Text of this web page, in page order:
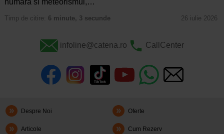
Timp de citire: 6 minute, 3 secunde 26 iulie 2026
infoline@catena.ro CallCenter
Despre Noi Oferte
Articole Cum Rezerv